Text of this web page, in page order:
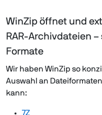
WinZip öffnet und
RAR-Archivdateien
Formate
Wir haben WinZip so
Auswahl an
kann:
7Z